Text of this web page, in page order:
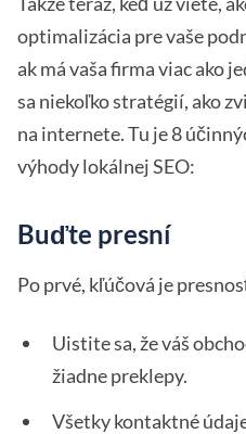
optimalizácia pre vaše
ak má vaša firma viac ako
sa niekoľko stratégií, ako
na internete. Tu je 8
výhody lokálnej SEO:
Buďte presní
Po prvé, kľúčová je
Uistite sa, že váš
žiadne preklepy.
Všetky kontaktné